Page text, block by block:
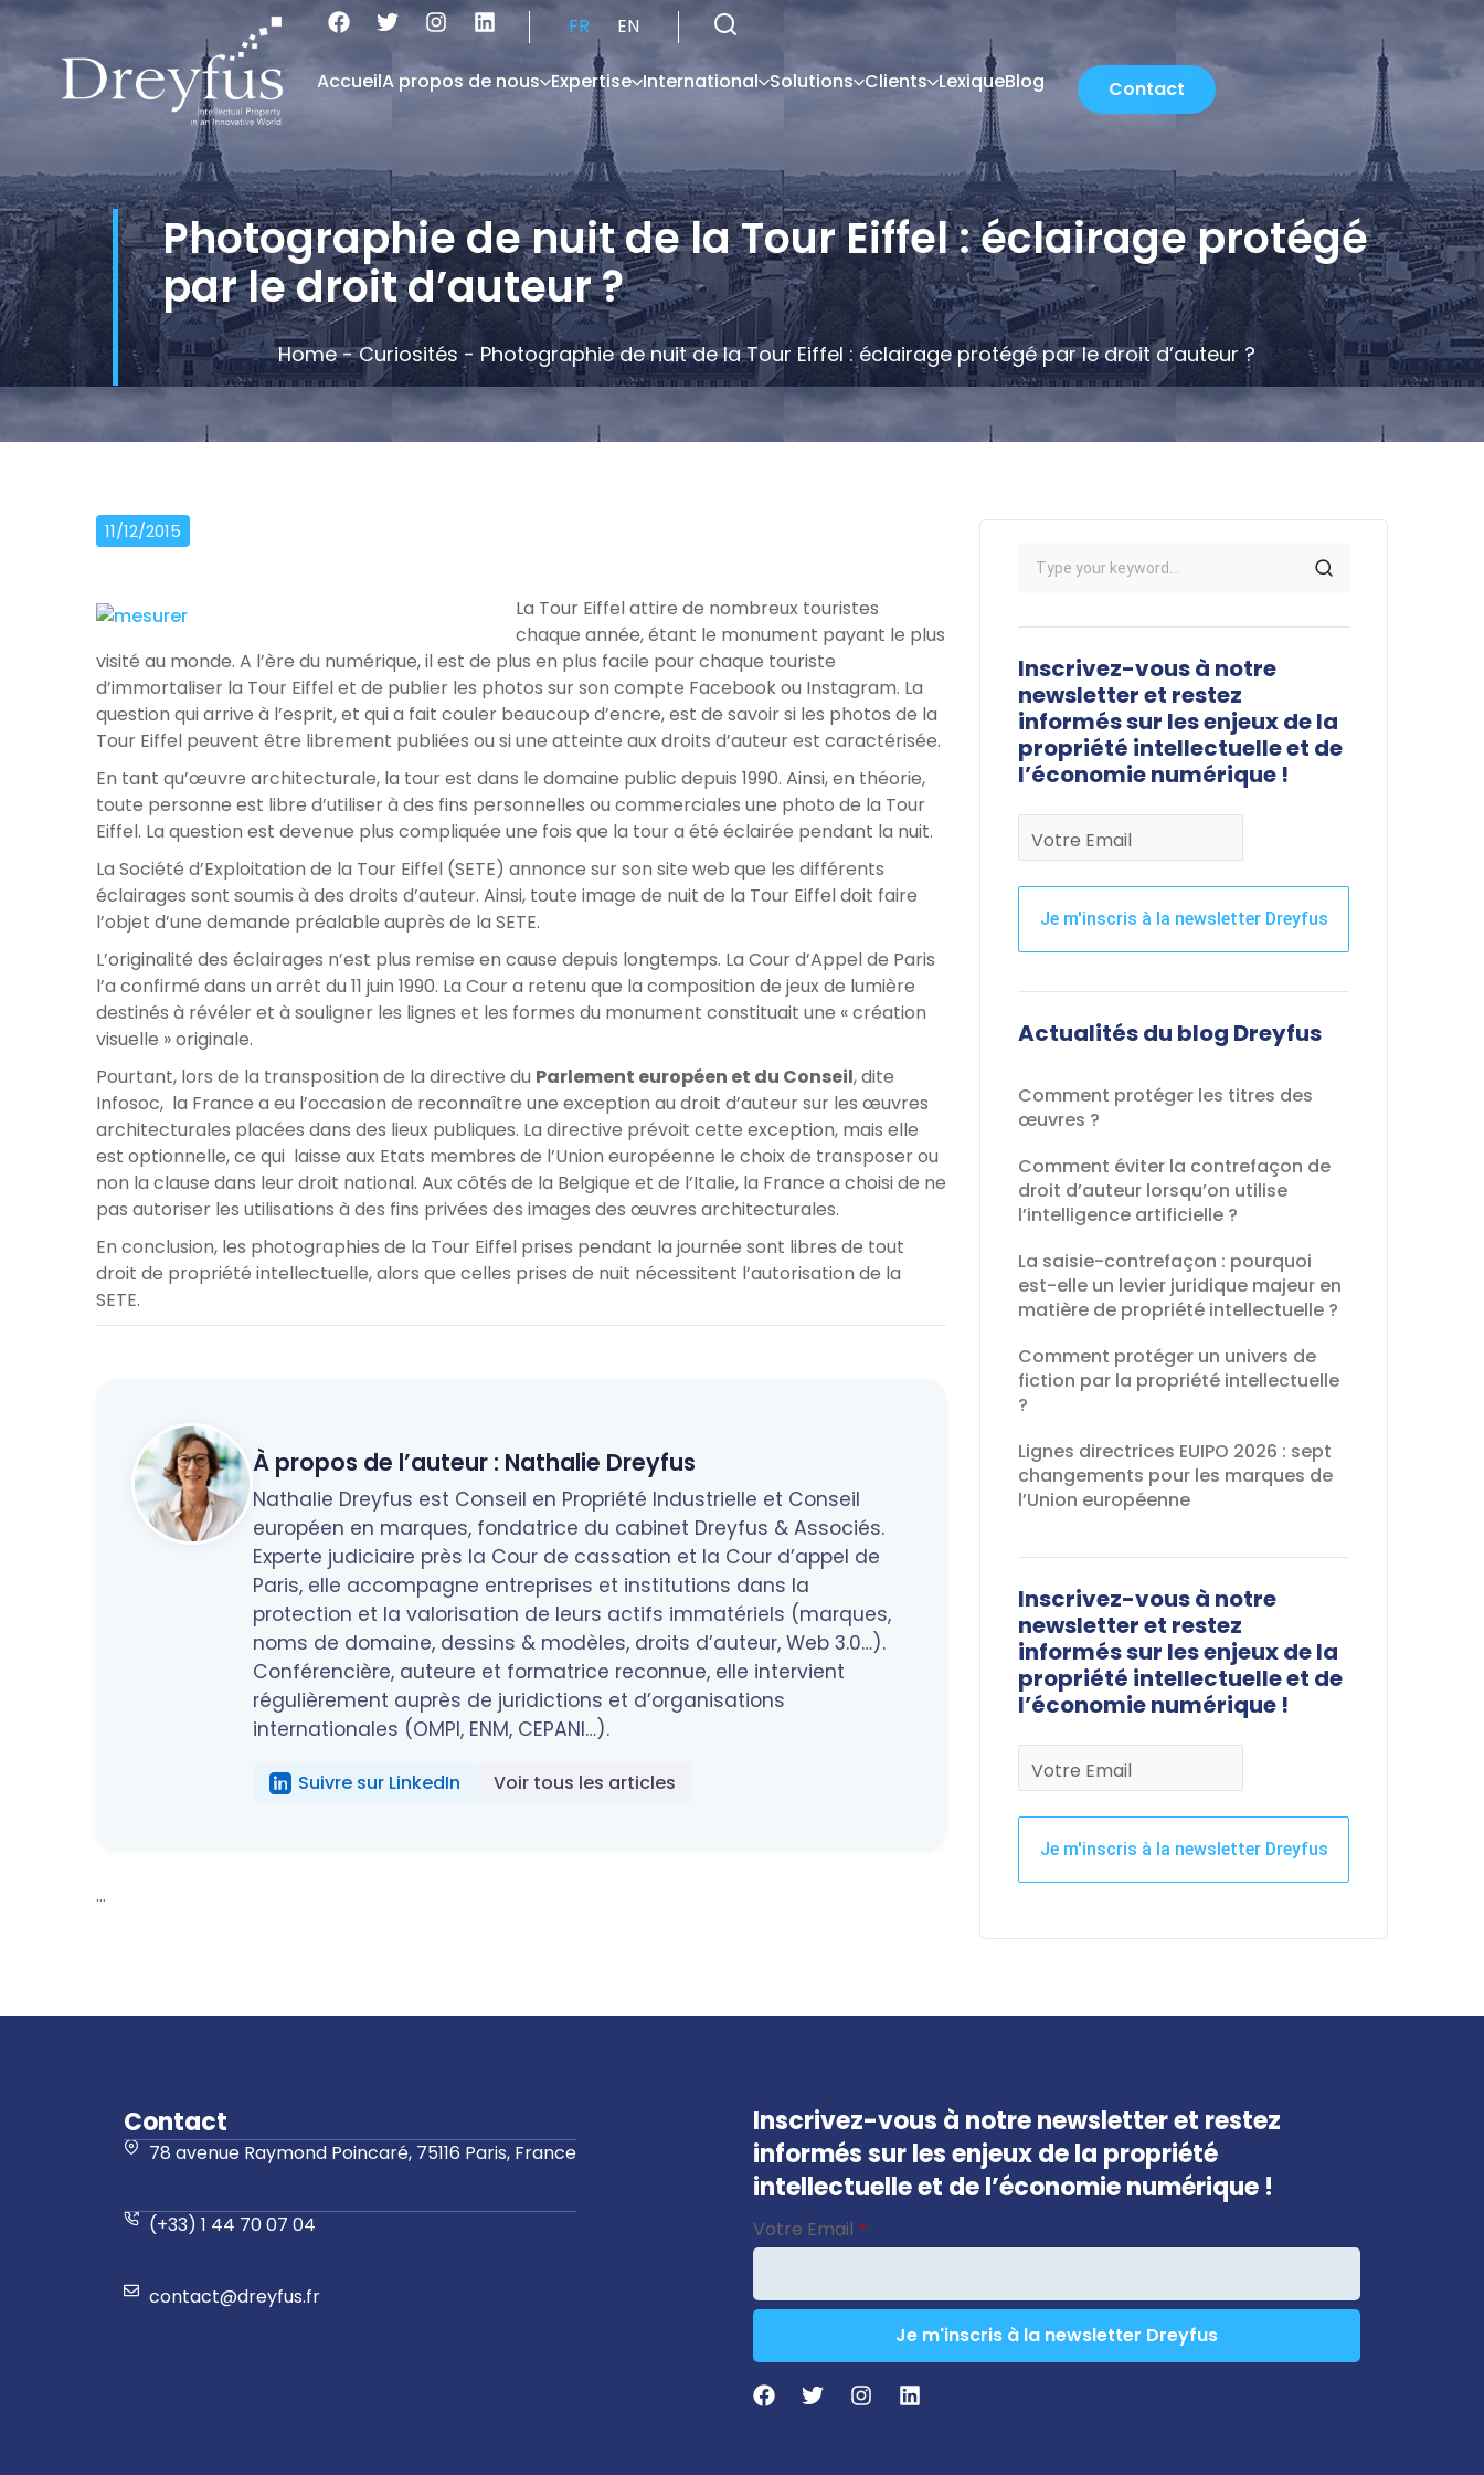
FR EN
AccueilA propos de nous Expertise International Solutions Clients LexiqueBlog Contact
Photographie de nuit de la Tour Eiffel : éclairage protégé
par le droit d’auteur ?
Home-Curiosités - Photographie de nuit de la Tour Eiffel : éclairage protégé par le droit d’auteur ?
11/12/2015
La Tour Eiffel attire de nombreux touristes
chaque année, étant le monument payant le plus
visité au monde. A l’ère du numérique, il est de plus en plus facile pour chaque touriste
d’immortaliser la Tour Eiffel et de publier les photos sur son compte Facebook ou Instagram. La
question qui arrive à l’esprit, et qui a fait couler beaucoup d’encre, est de savoir si les photos de la
Tour Eiffel peuvent être librement publiées ou si une atteinte aux droits d’auteur est caractérisée.
En tant qu’œuvre architecturale, la tour est dans le domaine public depuis 1990. Ainsi, en théorie,
toute personne est libre d’utiliser à des fins personnelles ou commerciales une photo de la Tour
Eiffel. La question est devenue plus compliquée une fois que la tour a été éclairée pendant la nuit.
La Société d’Exploitation de la Tour Eiffel (SETE) annonce sur son site web que les différents
éclairages sont soumis à des droits d’auteur. Ainsi, toute image de nuit de la Tour Eiffel doit faire
l’objet d’une demande préalable auprès de la SETE.
L’originalité des éclairages n’est plus remise en cause depuis longtemps. La Cour d’Appel de Paris
l’a confirmé dans un arrêt du 11 juin 1990. La Cour a retenu que la composition de jeux de lumière
destinés à révéler et à souligner les lignes et les formes du monument constituait une « création
visuelle » originale.
Pourtant, lors de la transposition de la directive du Parlement européen et du Conseil, dite
Infosoc, la France a eu l’occasion de reconnaître une exception au droit d’auteur sur les œuvres
architecturales placées dans des lieux publiques. La directive prévoit cette exception, mais elle
est optionnelle, ce qui laisse aux Etats membres de l’Union européenne le choix de transposer ou
non la clause dans leur droit national. Aux côtés de la Belgique et de l’Italie, la France a choisi de ne
pas autoriser les utilisations à des fins privées des images des œuvres architecturales.
En conclusion, les photographies de la Tour Eiffel prises pendant la journée sont libres de tout
droit de propriété intellectuelle, alors que celles prises de nuit nécessitent l’autorisation de la
SETE.
À propos de l’auteur : Nathalie Dreyfus
Nathalie Dreyfus est Conseil en Propriété Industrielle et Conseil
européen en marques, fondatrice du cabinet Dreyfus & Associés.
Experte judiciaire près la Cour de cassation et la Cour d’appel de
Paris, elle accompagne entreprises et institutions dans la
protection et la valorisation de leurs actifs immatériels (marques,
noms de domaine, dessins & modèles, droits d’auteur, Web 3.0…).
Conférencière, auteure et formatrice reconnue, elle intervient
régulièrement auprès de juridictions et d’organisations
internationales (OMPI, ENM, CEPANI…).
Suivre sur LinkedIn Voir tous les articles
...
Inscrivez-vous à notre
newsletter et restez
informés sur les enjeux de la
propriété intellectuelle et de
l’économie numérique !
Votre Email
Je m'inscris à la newsletter Dreyfus
champ
devrait
vide
Actualités du blog Dreyfus
Comment protéger les titres des
œuvres ?
Comment éviter la contrefaçon de
droit d’auteur lorsqu’on utilise
l’intelligence artificielle ?
La saisie-contrefaçon : pourquoi
est-elle un levier juridique majeur en
matière de propriété intellectuelle ?
Comment protéger un univers de
fiction par la propriété intellectuelle
?
Lignes directrices EUIPO 2026 : sept
changements pour les marques de
l’Union européenne
Inscrivez-vous à notre
newsletter et restez
informés sur les enjeux de la
propriété intellectuelle et de
l’économie numérique !
Votre Email
Je m'inscris à la newsletter Dreyfus
Contact
78 avenue Raymond Poincaré, 75116 Paris, France
(+33) 1 44 70 07 04
contact@dreyfus.fr
Inscrivez-vous à notre newsletter et restez
informés sur les enjeux de la propriété
intellectuelle et de l’économie numérique !
Email *
Votre Email *
Je m'inscris à la newsletter Dreyfus